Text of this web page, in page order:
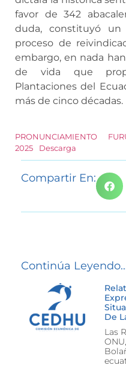
favor de 342
duda, constituyó
proceso de
embargo, en nada
de vida que
Plantaciones del
más de cinco décadas.
PRONUNCIAMIENTO
2025
Descarga
Compartir En:
Continúa
De
Las